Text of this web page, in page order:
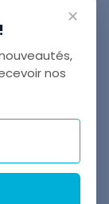
✕
nos